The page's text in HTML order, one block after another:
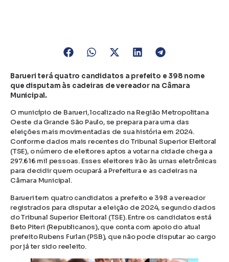
Barueri terá quatro candidatos a prefeito e 398 nome
que disputam às cadeiras de vereador na Câmara
Municipal.
O município de Barueri, localizado na Região Metropolitana
Oeste da Grande São Paulo, se prepara para uma das
eleições mais movimentadas de sua história em 2024.
Conforme dados mais recentes do Tribunal Superior Eleitoral
(TSE), o número de eleitores aptos a votar na cidade chega a
297.616 mil pessoas. Esses eleitores irão às urnas eletrônicas
para decidir quem ocupará a Prefeitura e as cadeiras na
Câmara Municipal.
Barueri tem quatro candidatos a prefeito e 398 a vereador
registrados para disputar a eleição de 2024, segundo dados
do Tribunal Superior Eleitoral (TSE). Entre os candidatos está
Beto Piteri (Republicanos), que conta com apoio do atual
prefeito Rubens Furlan (PSB), que não pode disputar ao cargo
por já ter sido reeleito.